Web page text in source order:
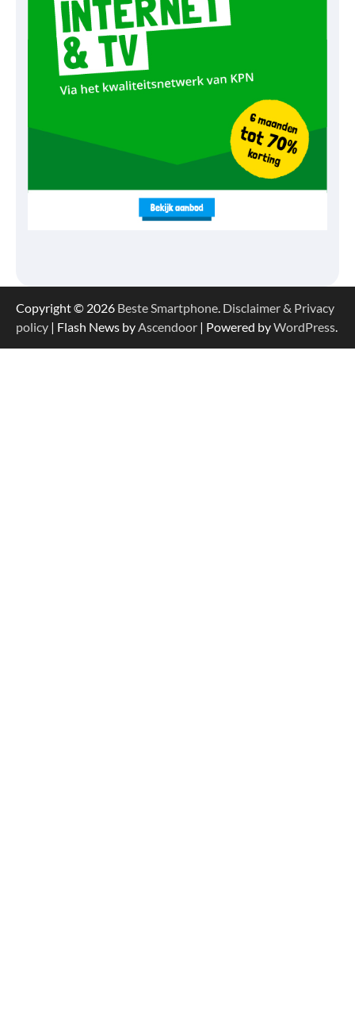
Copyright © 2026 Beste Smartphone. Disclaimer & Privacy
policy | Flash News byAscendoor | Powered byWordPress.